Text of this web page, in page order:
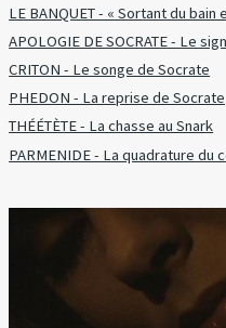
LE BANQUET - « Sortant du bain
APOLOGIE DE SOCRATE - Le
CRITON - Le songe de Socrate
PHEDON - La reprise de Socrate
THÉÉTÈTE - La chasse au Snark
PARMENIDE - La quadrature du